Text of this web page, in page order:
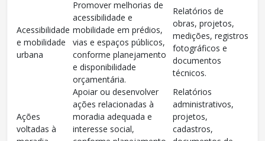
Acessibilidade
e mobilidade
urbana
Promover melhorias de
acessibilidade e
mobilidade em prédios,
vias e espaços públicos,
conforme planejamento
e disponibilidade
orçamentária.
Relatórios de
obras, projetos,
medições, registros
fotográficos e
documentos
técnicos.
Ações
voltadas à
Apoiar ou desenvolver
ações relacionadas à
moradia adequada e
interesse social,
Relatórios
administrativos,
projetos,
cadastros,